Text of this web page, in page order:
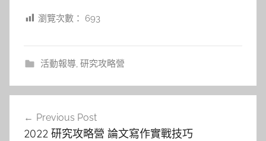
瀏覽次數： 693
活動報導, 研究攻略營
Previous Post
2022 研究攻略營 論文寫作實戰技巧